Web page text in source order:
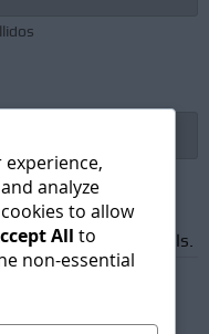
promotional emails.
analyze
to allow
All to
non-essential